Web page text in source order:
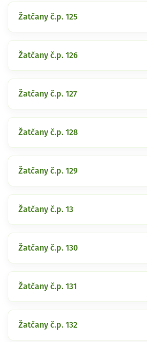
Žatčany č.p. 125
Žatčany č.p. 126
Žatčany č.p. 127
Žatčany č.p. 128
Žatčany č.p. 129
Žatčany č.p. 13
Žatčany č.p. 130
Žatčany č.p. 131
Žatčany č.p. 132